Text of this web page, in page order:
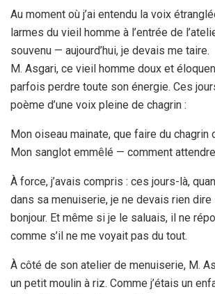
Au moment où j’ai entendu la voix
larmes du vieil homme à l’entrée de
souvenu — aujourd’hui, je devais me taire.
M. Asgari, ce vieil homme doux et
parfois perdre toute son énergie. Ces
poème d’une voix pleine de chagrin :
Mon oiseau mainate, que faire du chagrin
Mon sanglot emmêlé — comment
À force, j’avais compris : ces jours-là,
dans sa menuiserie, je ne devais rien
bonjour. Et même si je le saluais, il ne
comme s’il ne me voyait pas du tout.
À côté de son atelier de menuiserie, M.
un petit moulin à riz. Comme j’étais un